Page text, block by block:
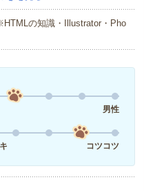
の知識・Illustrator・Pho
男性
コツコツ